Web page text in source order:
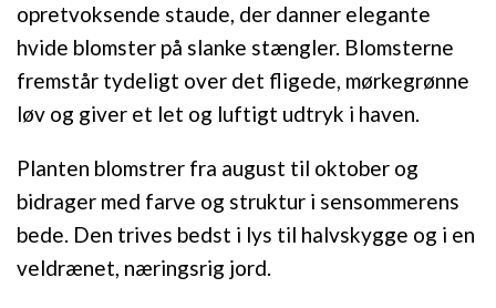
opretvoksende staude, der danner elegante
hvide blomster på slanke stængler. Blomsterne
fremstår tydeligt over det fligede, mørkegrønne
løv og giver et let og luftigt udtryk i haven.
Planten blomstrer fra august til oktober og
bidrager med farve og struktur i sensommerens
bede. Den trives bedst i lys til halvskygge og i en
veldrænet, næringsrig jord.